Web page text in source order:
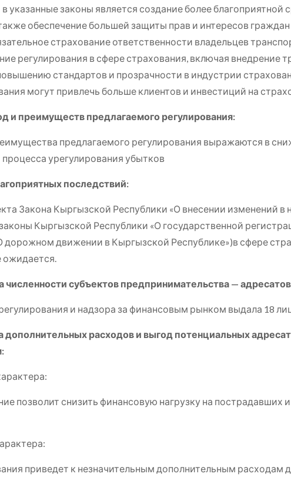
указанные законы является создание более благоприятной
обеспечение большей защиты прав и интересов
страхование ответственности владельцев
регулирования в сфере страхования, включая внедрение
стандартов и прозрачности в индустрии
могут привлечь больше клиентов и инвестиций на
и преимуществ предлагаемого регулирования:
предлагаемого регулирования выражаются в
урегулирования убытков
последствий:
Закона Кыргызской Республики «О внесении изменений
Кыргызской Республики «О государственной
дорожном движении в Кыргызской Республике»)в сфере
ожидается.
численности субъектов предпринимательства —
и надзора за финансовым рынком выдала 18
дополнительных расходов и выгод потенциальных
позволит снизить финансовую нагрузку на пострадавших
приведет к незначительным дополнительным